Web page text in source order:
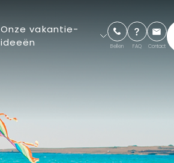
Onze vakantie-
ideeën
Bellen FAQ Contact